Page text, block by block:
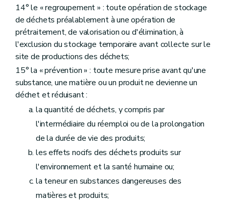
Section 2
Obligations formelles
Art. 159
Section 3 Obligations générales
Art. 160
Section 4 Obligation de constitution d'une sûreté
Art. 161
Section 5 Obligation en matière de gouvernance
Sous-section 1 Dispositions introductives
Art. 162
Sous-section 2
Mise en concurrence des opérateurs économiques
Art. 163
Sous-section 3 Egalité, non-discrimination, transparence et proportionnalité
Art. 164
Sous-section 4
Limitation artificielle de la concurrence
Art. 165
Sous-section 5 Conflits d'intérêt
Art. 166
Sous-section 6 Respect du droit environnemental, social et du travail
Art. 167
14° le « regroupement » : toute opération de stockage
de déchets préalablement à une opération de
prétraitement, de valorisation ou d'élimination, à
l'exclusion du stockage temporaire avant collecte sur le
site de productions des déchets;
15° la « prévention » : toute mesure prise avant qu'une
substance, une matière ou un produit ne devienne un
déchet et réduisant :
la quantité de déchets, y compris par
l'intermédiaire du réemploi ou de la prolongation
de la durée de vie des produits;
les effets nocifs des déchets produits sur
l'environnement et la santé humaine ou;
la teneur en substances dangereuses des
matières et produits;